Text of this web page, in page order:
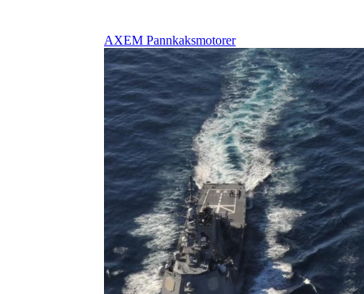
AXEM Pannkaksmotorer